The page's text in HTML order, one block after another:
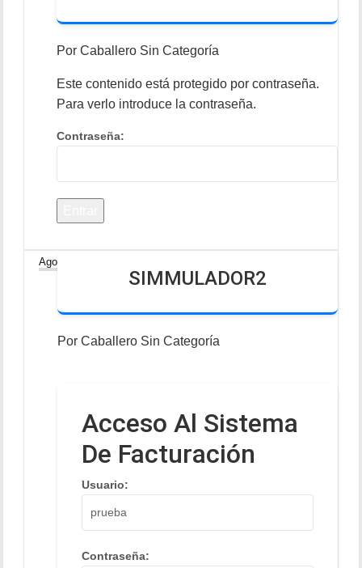
Por Caballero Sin Categoría
Este contenido está protegido por contraseña.
Para verlo introduce la contraseña.
Contraseña:
Ago
SIMMULADOR2
Por Caballero Sin Categoría
Acceso Al Sistema
De Facturación
Usuario:
Contraseña: